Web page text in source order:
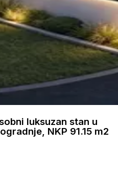
luksuzan stan u
NKP 91.15 m2